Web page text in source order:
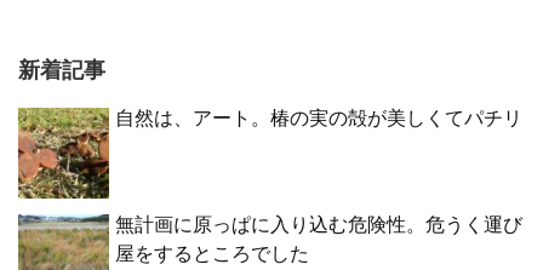
新着記事
自然は、アート。椿の実の殻が美しくてパチリ
無計画に原っぱに入り込む危険性。危うく運び
屋をするところでした